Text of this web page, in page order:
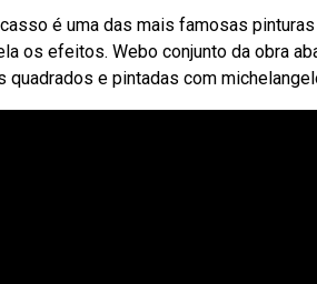
é uma das mais famosas
os efeitos. Webo conjunto da obra
e pintadas com